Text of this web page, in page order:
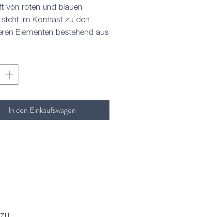
von roten und blauen
steht im Kontrast zu den
Elementen bestehend aus
Diese Aromen gehen
den Gaumen, wo sie dann
und Mundgefühl durch
Säure bekommen.
In den Einkaufswagen